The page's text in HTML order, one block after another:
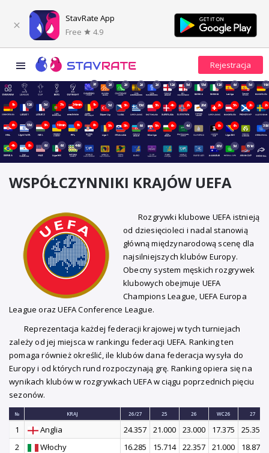
StavRate App
Free
4.9
2d 2d 2d 2d 2d 12d 5d 13d 12d 6d 5d 19d
1h 12d 5d 7h 34min 1h 5d 3h 13d 3h 4h 2h 20d 2h 5h 2h 2h
6h 13d 3h 19min 1h 8h 5h 5h 6d 5h 6h 4d 9h 6h 38d
4h 8h 6d 6d 46d 67d 3d 151d
WSPÓŁCZYNNIKI KRAJÓW UEFA
Rozgrywki klubowe UEFA istnieją
od dziesięcioleci i nadal stanowią
główną międzynarodową scenę dla
najsilniejszych klubów Europy.
Obecny system męskich rozgrywek
klubowych obejmuje UEFA
Champions League, UEFA Europa
League oraz UEFA Conference League.
Reprezentacja każdej federacji krajowej w tych turniejach
zależy od jej miejsca w rankingu federacji UEFA. Ranking ten
pomaga również określić, ile klubów dana federacja wysyła do
Europy i od których rund rozpoczynają grę. Ranking opiera się na
wynikach klubów w rozgrywkach UEFA w ciągu poprzednich pięciu
sezonów.
№ KRAJ 26/27 25 26 WC26 27
1 Anglia 24.357 21.000 23.000 17.375
25.357
2
Włochy 16.285 15.714 22.357 21.000
18.875